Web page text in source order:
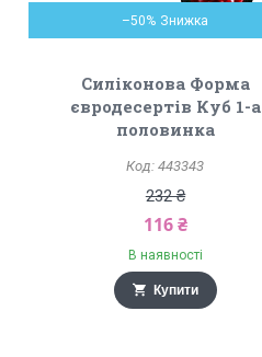
–50%
Силіконова Форма
євродесертів Куб 1-а
половинка
443343
232 ₴
116 ₴
В наявності
Купити